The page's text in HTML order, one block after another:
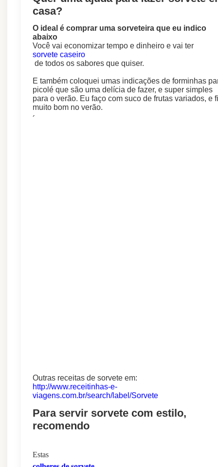
casa?
O ideal é comprar uma sorveteira que eu indico
abaixo
Você vai economizar tempo e dinheiro e vai ter
sorvete caseiro
de todos os sabores que quiser.
E também coloquei umas indicações de forminhas
picolé que são uma delícia de fazer, e super simples
para o verão. Eu faço com suco de frutas variados, e
muito bom no verão.
´
Outras receitas de sorvete em:
http://www.receitinhas-e-
viagens.com.br/search/label/Sorvete
Para servir sorvete com estilo,
recomendo
Estas